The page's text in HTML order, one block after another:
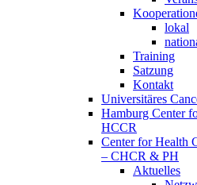
lokal
Training
Satzung
Kontakt
Universitäres
Hamburg Center
HCCR
Center for Health
– CHCR & PH
Aktuelles